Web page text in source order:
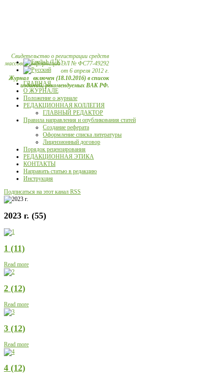
Свидетельство о регистрации средств
массовой информации ЭЛ № ФС77-49292
от 6 апреля 2012 г.
Журнал включен (18.10.2016) в список
изданий, рекомендуемых ВАК РФ.
ГЛАВНАЯ
О ЖУРНАЛЕ
Положение о журнале
РЕДАКЦИОННАЯ КОЛЛЕГИЯ
ГЛАВНЫЙ РЕДАКТОР
Правила направления и опубликования статей
Создание реферата
Оформление списка литературы
Лицензионный договор
Порядок рецензирования
РЕДАКЦИОННАЯ ЭТИКА
КОНТАКТЫ
Направить статью в редакцию
Инструкция
Подписаться на этот канал RSS
2023 г. (55)
1 (11)
Read more
2 (12)
Read more
3 (12)
Read more
4 (12)